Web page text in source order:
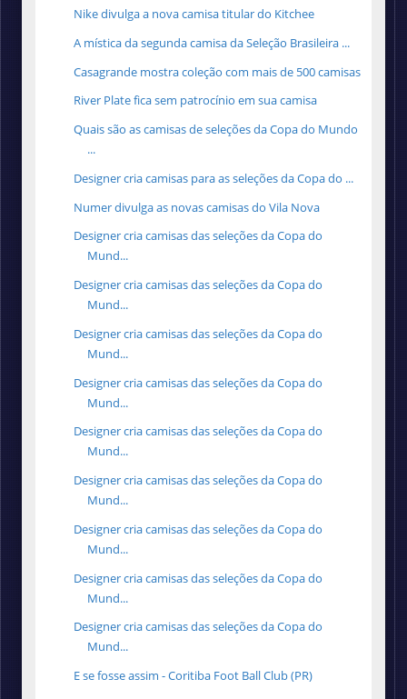
Nike divulga a nova camisa titular do Kitchee
A mística da segunda camisa da Seleção Brasileira ...
Casagrande mostra coleção com mais de 500 camisas
River Plate fica sem patrocínio em sua camisa
Quais são as camisas de seleções da Copa do Mundo
...
Designer cria camisas para as seleções da Copa do ...
Numer divulga as novas camisas do Vila Nova
Designer cria camisas das seleções da Copa do
Mund...
Designer cria camisas das seleções da Copa do
Mund...
Designer cria camisas das seleções da Copa do
Mund...
Designer cria camisas das seleções da Copa do
Mund...
Designer cria camisas das seleções da Copa do
Mund...
Designer cria camisas das seleções da Copa do
Mund...
Designer cria camisas das seleções da Copa do
Mund...
Designer cria camisas das seleções da Copa do
Mund...
Designer cria camisas das seleções da Copa do
Mund...
E se fosse assim - Coritiba Foot Ball Club (PR)